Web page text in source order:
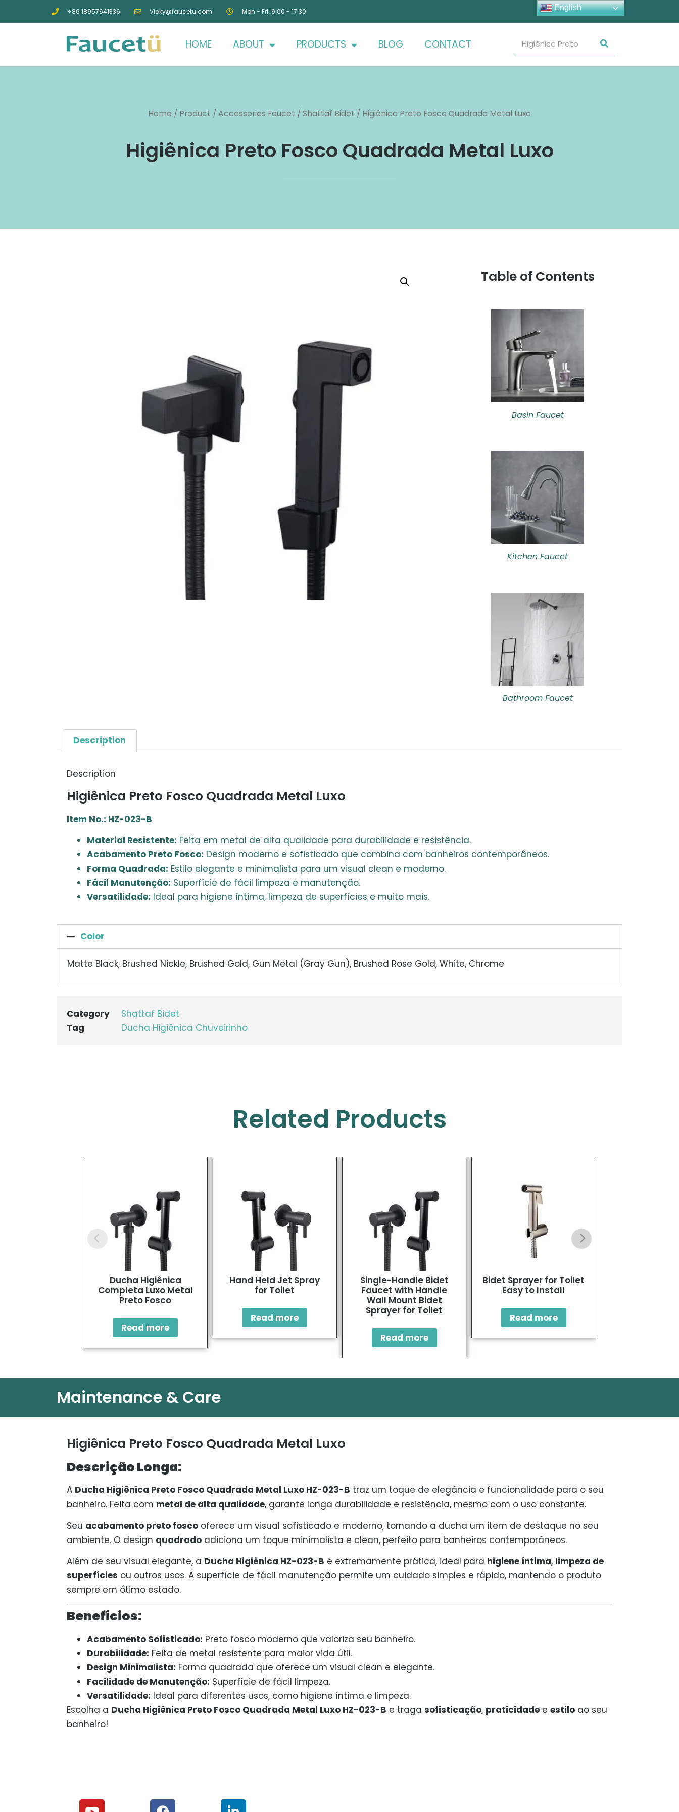
+86 18957641336 Vicky@faucetu.com Mon - Fri: 9:00 - 17:30
HOME ABOUT PRODUCTS BLOG CONTACT
Home / Product / Accessories Faucet / Shattaf Bidet / Higiênica Preto Fosco Quadrada Metal Luxo
Higiênica Preto Fosco Quadrada Metal Luxo
Table of Contents
Basin Faucet
Kitchen Faucet
Bathroom Faucet
Description
Description
Higiênica Preto Fosco Quadrada Metal Luxo
Item No.: HZ-023-B
Material Resistente: Feita em metal de alta qualidade para durabilidade e resistência.
Acabamento Preto Fosco: Design moderno e sofisticado que combina com banheiros contemporâneos.
Forma Quadrada: Estilo elegante e minimalista para um visual clean e moderno.
Fácil Manutenção: Superfície de fácil limpeza e manutenção.
Versatilidade: Ideal para higiene íntima, limpeza de superfícies e muito mais.
Color
Matte Black, Brushed Nickle, Brushed Gold, Gun Metal (Gray Gun), Brushed Rose Gold, White, Chrome
Category
Shattaf Bidet
Tag
Ducha Higiênica Chuveirinho
Related Products
Ducha Higiênica
Completa Luxo Metal
Preto Fosco
Read more
Hand Held Jet Spray
for Toilet
Read more
Single-Handle Bidet
Faucet with Handle
Wall Mount Bidet
Sprayer for Toilet
Read more
Bidet Sprayer for Toilet
Easy to Install
Read more
Maintenance & Care
Higiênica Preto Fosco Quadrada Metal Luxo
Descrição Longa:
A Ducha Higiênica Preto Fosco Quadrada Metal Luxo HZ-023-B traz um toque de elegância e funcionalidade para o seu
banheiro. Feita com metal de alta qualidade, garante longa durabilidade e resistência, mesmo com o uso constante.
Seu acabamento preto fosco oferece um visual sofisticado e moderno, tornando a ducha um item de destaque no seu
ambiente. O design quadrado adiciona um toque minimalista e clean, perfeito para banheiros contemporâneos.
Além de seu visual elegante, a Ducha Higiênica HZ-023-B é extremamente prática, ideal para higiene íntima, limpeza de
superfícies ou outros usos. A superfície de fácil manutenção permite um cuidado simples e rápido, mantendo o produto
sempre em ótimo estado.
Benefícios:
Acabamento Sofisticado: Preto fosco moderno que valoriza seu banheiro.
Durabilidade: Feita de metal resistente para maior vida útil.
Design Minimalista: Forma quadrada que oferece um visual clean e elegante.
Facilidade de Manutenção: Superfície de fácil limpeza.
Versatilidade: Ideal para diferentes usos, como higiene íntima e limpeza.
Escolha a Ducha Higiênica Preto Fosco Quadrada Metal Luxo HZ-023-B e traga sofisticação, praticidade e estilo ao seu
banheiro!
English